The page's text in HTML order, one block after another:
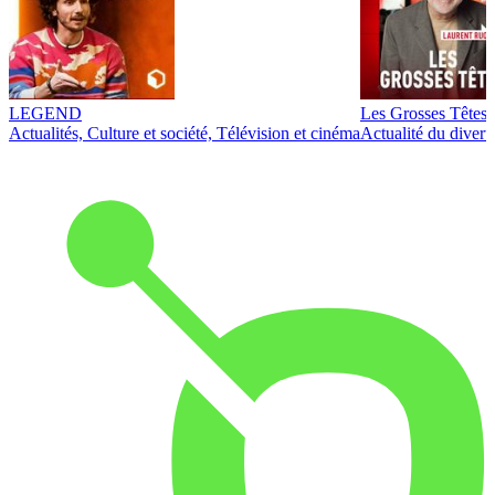
LEGEND
Actualités, Culture et société, Télévision et cinéma
Les Grosses Têtes
Actualité du